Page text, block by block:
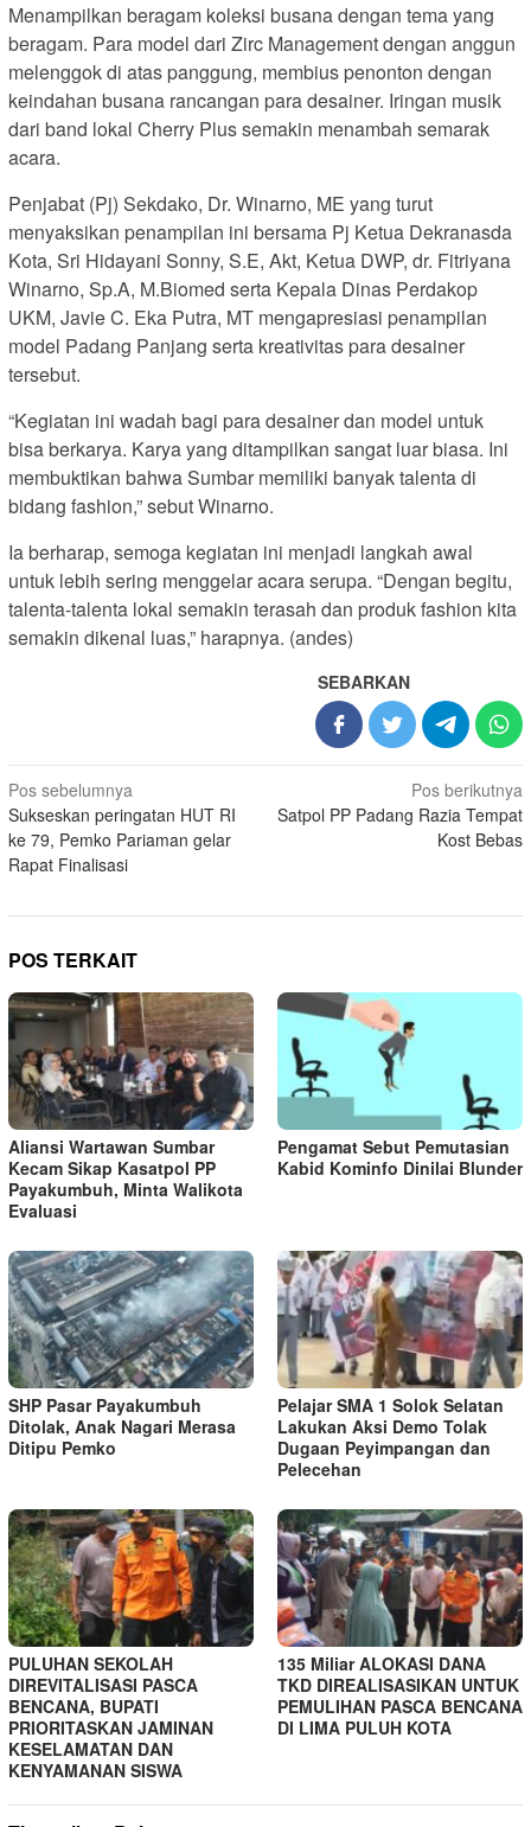
Menampilkan beragam koleksi busana dengan tema yang
beragam. Para model dari Zirc Management dengan anggun
melenggok di atas panggung, membius penonton dengan
keindahan busana rancangan para desainer. Iringan musik
dari band lokal Cherry Plus semakin menambah semarak
acara.
Penjabat (Pj) Sekdako, Dr. Winarno, ME yang turut
menyaksikan penampilan ini bersama Pj Ketua Dekranasda
Kota, Sri Hidayani Sonny, S.E, Akt, Ketua DWP, dr. Fitriyana
Winarno, Sp.A, M.Biomed serta Kepala Dinas Perdakop
UKM, Javie C. Eka Putra, MT mengapresiasi penampilan
model Padang Panjang serta kreativitas para desainer
tersebut.
“Kegiatan ini wadah bagi para desainer dan model untuk
bisa berkarya. Karya yang ditampilkan sangat luar biasa. Ini
membuktikan bahwa Sumbar memiliki banyak talenta di
bidang fashion,” sebut Winarno.
Ia berharap, semoga kegiatan ini menjadi langkah awal
untuk lebih sering menggelar acara serupa. “Dengan begitu,
talenta-talenta lokal semakin terasah dan produk fashion kita
semakin dikenal luas,” harapnya. (andes)
SEBARKAN
Navigasi
pos
Pos sebelumnya
Sukseskan peringatan HUT RI
ke 79, Pemko Pariaman gelar
Rapat Finalisasi
Pos berikutnya
Satpol PP Padang Razia Tempat
Kost Bebas
POS TERKAIT
Aliansi Wartawan Sumbar
Kecam Sikap Kasatpol PP
Payakumbuh, Minta Walikota
Evaluasi
Pengamat Sebut Pemutasian
Kabid Kominfo Dinilai Blunder
SHP Pasar Payakumbuh
Ditolak, Anak Nagari Merasa
Ditipu Pemko
Pelajar SMA 1 Solok Selatan
Lakukan Aksi Demo Tolak
Dugaan Peyimpangan dan
Pelecehan
PULUHAN SEKOLAH
DIREVITALISASI PASCA
BENCANA, BUPATI
PRIORITASKAN JAMINAN
KESELAMATAN DAN
KENYAMANAN SISWA
135 Miliar ALOKASI DANA
TKD DIREALISASIKAN UNTUK
PEMULIHAN PASCA BENCANA
DI LIMA PULUH KOTA